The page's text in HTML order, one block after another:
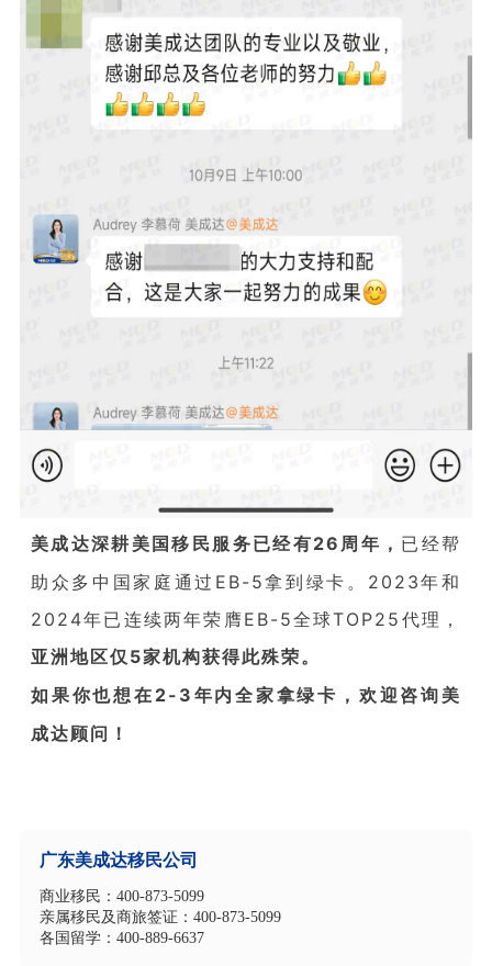
美成达深耕美国移民服务已经有26周年， 已经帮
助众多中国家庭通过EB-5拿到绿卡。2023年和
2024年已连续两年荣膺EB-5全球TOP25代理，
亚洲地区仅5家机构获得此殊荣。
如果你也想在2-3年内全家拿绿卡，欢迎咨询美
成达顾问！
广东美成达移民公司
商业移民：400-873-5099
亲属移民及商旅签证：400-873-5099
各国留学：400-889-6637